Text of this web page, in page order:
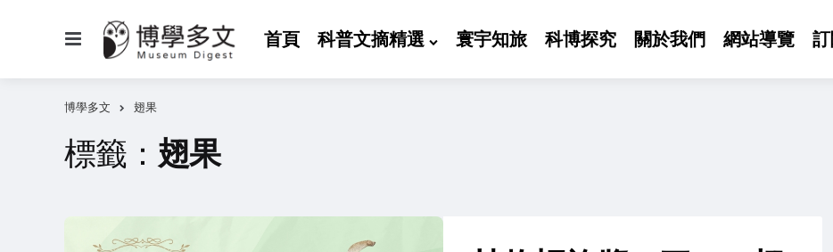
首頁 科普文摘精選 寰宇知旅 科博探究 關於我們 網站導覽 訂
博學多文 翅果
標籤： 翅果